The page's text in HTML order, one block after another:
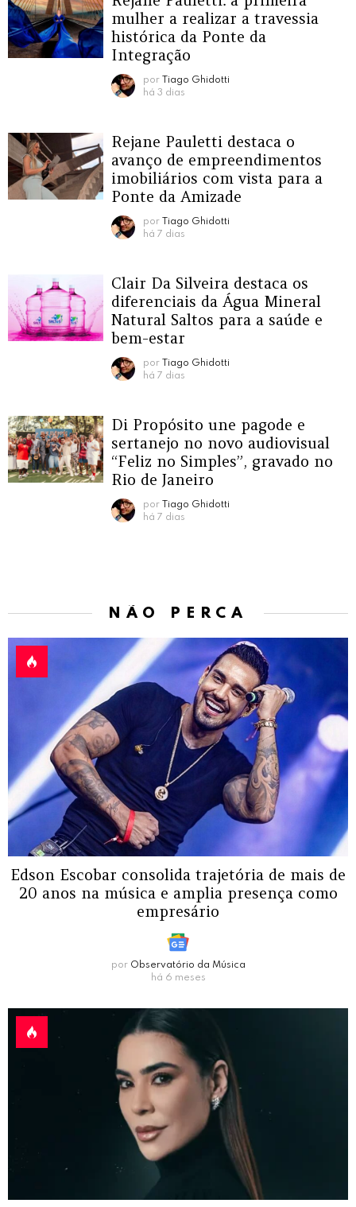
mulher a realizar a travessia
histórica da Ponte da
Integração
por
Tiago Ghidotti
há 3 dias
Rejane Pauletti destaca o
avanço de empreendimentos
imobiliários com vista para a
Ponte da Amizade
por
Tiago Ghidotti
há 7 dias
Clair Da Silveira destaca os
diferenciais da Água Mineral
Natural Saltos para a saúde e
bem-estar
por
Tiago Ghidotti
há 7 dias
Di Propósito une pagode e
sertanejo no novo audiovisual
“Feliz no Simples”, gravado no
Rio de Janeiro
por
Tiago Ghidotti
há 7 dias
NÃO PERCA
Edson Escobar consolida trajetória de mais de
20 anos na música e amplia presença como
empresário
por Observatório da Música
há 6 meses